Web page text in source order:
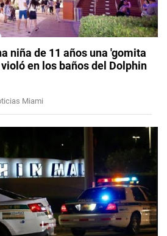
niña de 11 años una 'gomita
en los baños del Dolphin
Miami